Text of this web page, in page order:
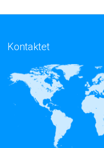
Kontaktet